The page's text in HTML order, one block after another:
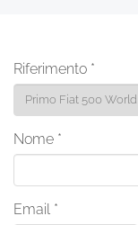
Riferimento *
Nome *
Email *